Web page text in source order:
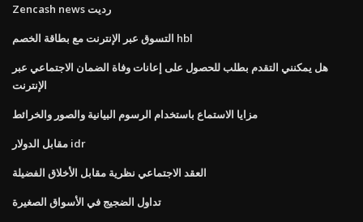
Zencash news رديت
التسوق عبر الإنترنت مع بطاقة الخصم hbl
هل يمكنني التقدم بطلب للحصول على إعانات وفاة الضمان الاجتماعي عبر
الإنترنت
مزايا الاستماع باستخدام الرسوم البيانية والصور والخرائط
مقابل الدولار idr
العقد الاجتماعي نظرية مقابل الأخلاق الفضيلة
تداول الضجيج في الأسواق الصغيرة